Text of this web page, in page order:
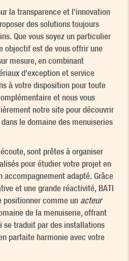
la transparence et l'innovation
des solutions toujours
Que vous soyez un particulier
objectif est de vous offrir une
mesure, en combinant
d'exception et service
à votre disposition pour toute
et nous vous
notre site pour découvrir
le domaine des menuiseries
sont prêtes à organiser
pour étudier votre projet en
accompagnement adapté. Grâce
et une grande réactivité, BATI
positionner comme un acteur
de la menuiserie, offrant
se traduit par des installations
parfaite harmonie avec votre